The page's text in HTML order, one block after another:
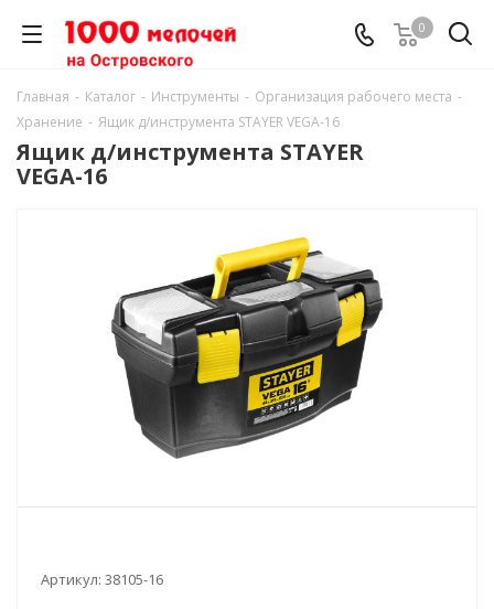
0
Главная - Каталог - Инструменты - Организация рабочего места -
Хранение - Ящик д/инструмента STAYER VEGA-16
Ящик д/инструмента STAYER
VEGA-16
Артикул: 38105-16